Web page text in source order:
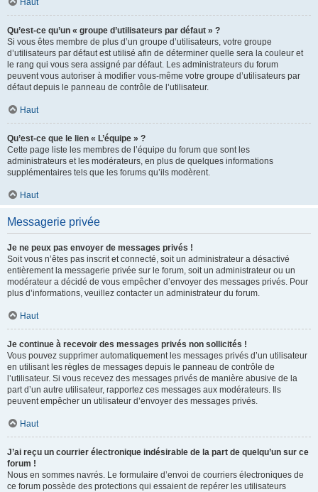
Haut
Qu’est-ce qu’un « groupe d’utilisateurs par défaut » ?
Si vous êtes membre de plus d’un groupe d’utilisateurs, votre groupe
d’utilisateurs par défaut est utilisé afin de déterminer quelle sera la couleur et
le rang qui vous sera assigné par défaut. Les administrateurs du forum
peuvent vous autoriser à modifier vous-même votre groupe d’utilisateurs par
défaut depuis le panneau de contrôle de l’utilisateur.
Haut
Qu’est-ce que le lien « L’équipe » ?
Cette page liste les membres de l’équipe du forum que sont les
administrateurs et les modérateurs, en plus de quelques informations
supplémentaires tels que les forums qu’ils modèrent.
Haut
Messagerie privée
Je ne peux pas envoyer de messages privés !
Soit vous n’êtes pas inscrit et connecté, soit un administrateur a désactivé
entièrement la messagerie privée sur le forum, soit un administrateur ou un
modérateur a décidé de vous empêcher d’envoyer des messages privés. Pour
plus d’informations, veuillez contacter un administrateur du forum.
Haut
Je continue à recevoir des messages privés non sollicités !
Vous pouvez supprimer automatiquement les messages privés d’un utilisateur
en utilisant les règles de messages depuis le panneau de contrôle de
l’utilisateur. Si vous recevez des messages privés de manière abusive de la
part d’un autre utilisateur, rapportez ces messages aux modérateurs. Ils
peuvent empêcher un utilisateur d’envoyer des messages privés.
Haut
J’ai reçu un courrier électronique indésirable de la part de quelqu’un sur ce
forum !
Nous en sommes navrés. Le formulaire d’envoi de courriers électroniques de
ce forum possède des protections qui essaient de repérer les utilisateurs